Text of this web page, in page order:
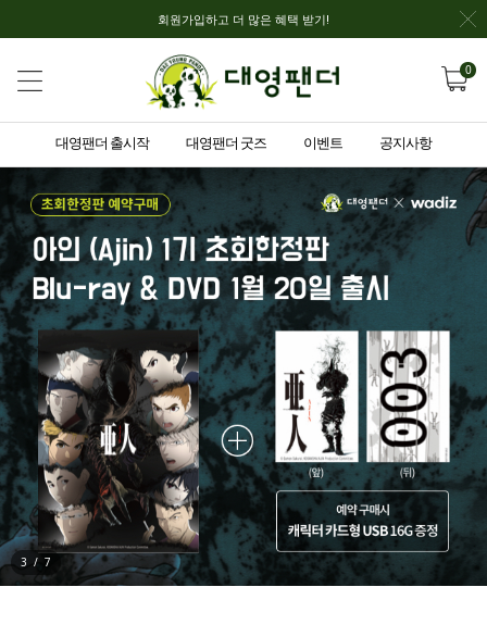
회원가입하고 더 많은 혜택 받기!
0
대영팬더 출시작 대영팬더 굿즈 이벤트 공지사항
3 / 7